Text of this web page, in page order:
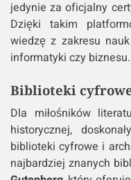
jedynie za oficjalny
Dzięki takim
wiedzę z zakresu
informatyki czy biznesu.
Biblioteki
Dla miłośników
historycznej,
biblioteki cyfrowe i
najbardziej znanych